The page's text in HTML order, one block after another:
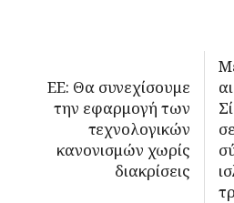
ΕΕ: Θα συνεχίσουμε
την εφαρμογή των
τεχνολογικών
κανονισμών χωρίς
διακρίσεις